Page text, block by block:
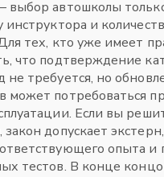
выбор автошколы
инструктора и
тех, кто уже имеет
что подтверждение
не требуется, но
может потребоваться
Если вы
допускает
опыта
тестов. В конце